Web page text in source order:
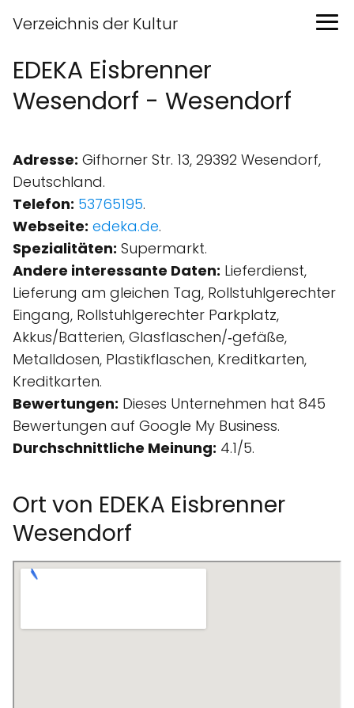
Verzeichnis der Kultur
EDEKA Eisbrenner
Wesendorf - Wesendorf
Adresse: Gifhorner Str. 13, 29392 Wesendorf,
Deutschland.
Telefon: 53765195.
Webseite: edeka.de.
Spezialitäten: Supermarkt.
Andere interessante Daten: Lieferdienst,
Lieferung am gleichen Tag, Rollstuhlgerechter
Eingang, Rollstuhlgerechter Parkplatz,
Akkus/Batterien, Glasflaschen/‑gefäße,
Metalldosen, Plastikflaschen, Kreditkarten,
Kreditkarten.
Bewertungen: Dieses Unternehmen hat 845
Bewertungen auf Google My Business.
Durchschnittliche Meinung: 4.1/5.
Ort von EDEKA Eisbrenner
Wesendorf